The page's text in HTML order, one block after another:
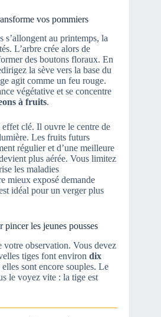
vos pommiers
s’allongent au printemps, la
L’arbre crée alors de
des boutons floraux. En
la sève vers la base du
agit comme un feu rouge.
végétative et se concentre
à fruits.
effet clé. Il ouvre le centre de
Les fruits futurs
régulier et d’une meilleure
plus aérée. Vous limitez
les maladies
mieux exposé demande
idéal pour un verger plus
les jeunes pousses
observation. Vous devez
tiges font environ dix
sont encore souples. Le
le voyez vite : la tige est